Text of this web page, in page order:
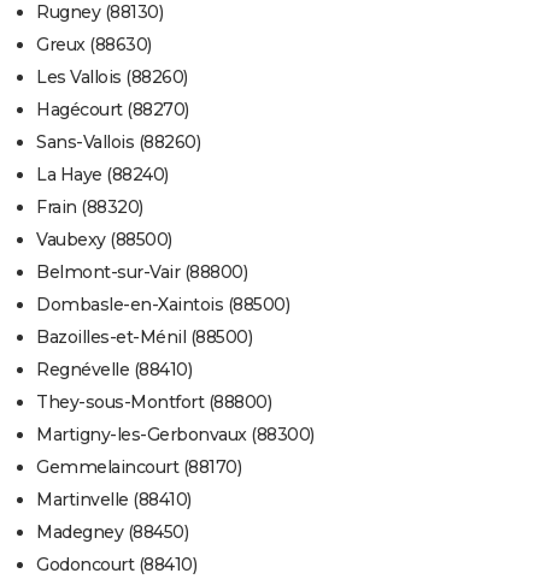
Rugney (88130)
Greux (88630)
Les Vallois (88260)
Hagécourt (88270)
Sans-Vallois (88260)
La Haye (88240)
Frain (88320)
Vaubexy (88500)
Belmont-sur-Vair (88800)
Dombasle-en-Xaintois (88500)
Bazoilles-et-Ménil (88500)
Regnévelle (88410)
They-sous-Montfort (88800)
Martigny-les-Gerbonvaux (88300)
Gemmelaincourt (88170)
Martinvelle (88410)
Madegney (88450)
Godoncourt (88410)